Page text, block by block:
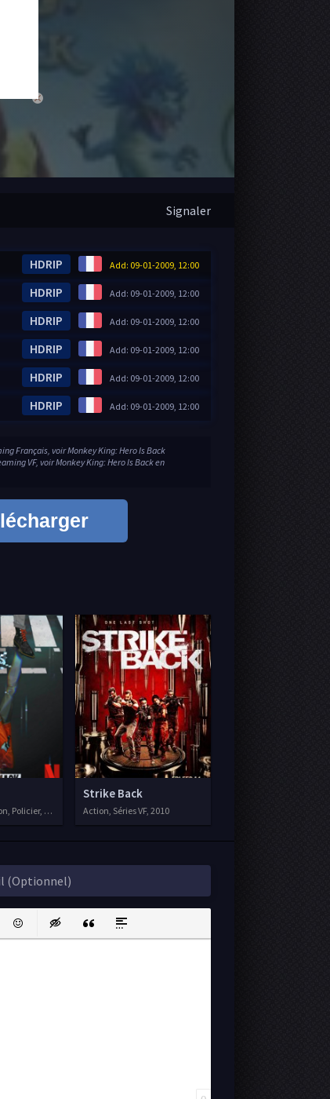
close
Signaler
Add: 09-01-2009, 12:00
HDRIP
Add: 09-01-2009, 12:00
HDRIP
Add: 09-01-2009, 12:00
HDRIP
Add: 09-01-2009, 12:00
HDRIP
Add: 09-01-2009, 12:00
HDRIP
Add: 09-01-2009, 12:00
HDRIP
Français, voir Monkey King: Hero Is Back
VF, voir Monkey King: Hero Is Back en
Policier, Thriller, Séries VF, 2018
Strike Back
Action, Séries VF, 2010
protected link
EmoticonsInsert hidden text
Insert QuoteInsert spoiler